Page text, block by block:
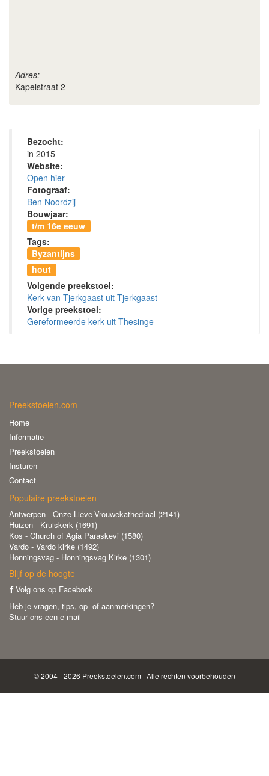
Adres:
Kapelstraat 2
Bezocht:
in 2015
Website:
Open hier
Fotograaf:
Ben Noordzij
Bouwjaar:
t/m 16e eeuw
Tags:
Byzantijns
hout
Volgende preekstoel:
Kerk van Tjerkgaast uit Tjerkgaast
Vorige preekstoel:
Gereformeerde kerk uit Thesinge
Preekstoelen.com
Home
Informatie
Preekstoelen
Insturen
Contact
Populaire preekstoelen
Antwerpen - Onze-Lieve-Vrouwekathedraal (2141)
Huizen - Kruiskerk (1691)
Kos - Church of Agia Paraskevi (1580)
Vardo - Vardo kirke (1492)
Honningsvag - Honningsvag Kirke (1301)
Blijf op de hoogte
Volg ons op Facebook
Heb je vragen, tips, op- of aanmerkingen?
Stuur ons een e-mail
© 2004 - 2026 Preekstoelen.com | Alle rechten voorbehouden